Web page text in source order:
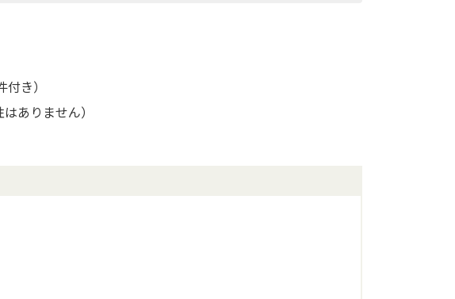
き）
ありません）